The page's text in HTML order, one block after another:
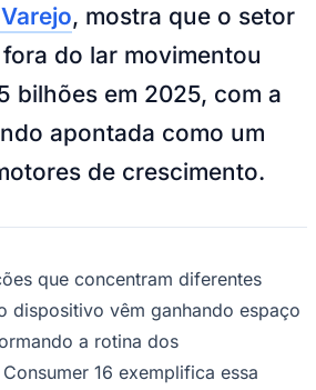
, mostra que o setor
do lar movimentou
bilhões em 2025, com a
apontada como um
de crescimento.
que concentram diferentes
dispositivo vêm ganhando espaço
a rotina dos
16 exemplifica essa